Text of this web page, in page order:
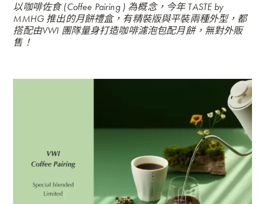
以咖啡佐食 (Coffee Pairing ) 為概念，今年 TASTE by
MMHG 推出的月餅禮盒，有精裝版與平裝兩種外型，都
搭配由VWI 團隊量身打造咖啡濾泡包配月餅，無對外販
售！